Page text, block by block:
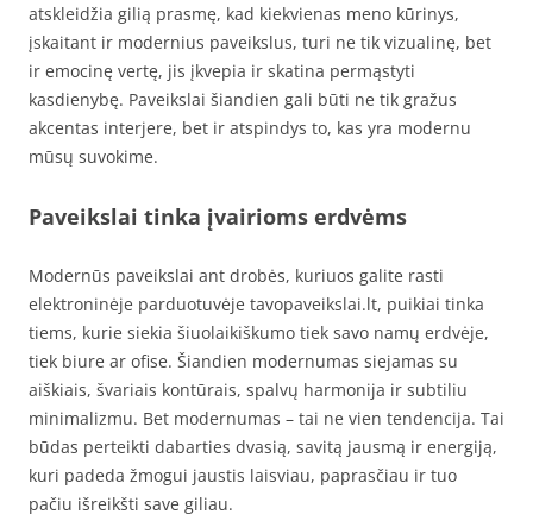
atskleidžia gilią prasmę, kad kiekvienas meno kūrinys,
įskaitant ir modernius paveikslus, turi ne tik vizualinę, bet
ir emocinę vertę, jis įkvepia ir skatina permąstyti
kasdienybę. Paveikslai šiandien gali būti ne tik gražus
akcentas interjere, bet ir atspindys to, kas yra modernu
mūsų suvokime.
Paveikslai tinka įvairioms erdvėms
Modernūs paveikslai ant drobės, kuriuos galite rasti
elektroninėje parduotuvėje tavopaveikslai.lt, puikiai tinka
tiems, kurie siekia šiuolaikiškumo tiek savo namų erdvėje,
tiek biure ar ofise. Šiandien modernumas siejamas su
aiškiais, švariais kontūrais, spalvų harmonija ir subtiliu
minimalizmu. Bet modernumas – tai ne vien tendencija. Tai
būdas perteikti dabarties dvasią, savitą jausmą ir energiją,
kuri padeda žmogui jaustis laisviau, paprasčiau ir tuo
pačiu išreikšti save giliau.